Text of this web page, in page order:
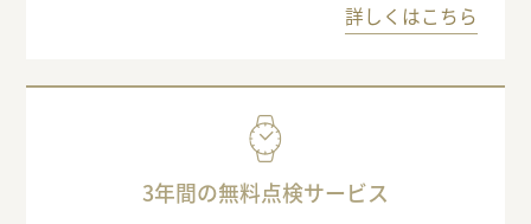
詳しくはこちら
3年間の無料点検サービス